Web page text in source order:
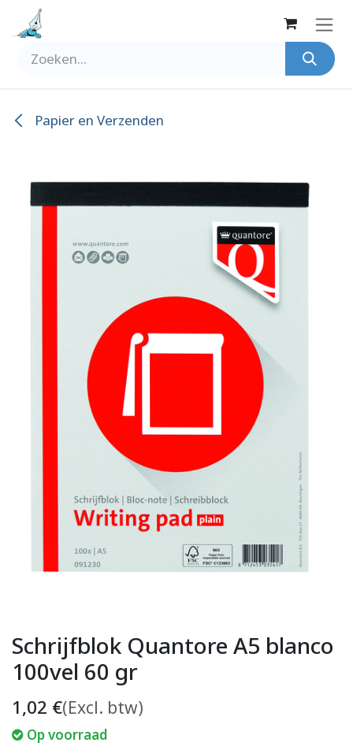
Overslaan naar inhoud
Papier en Verzenden
Schrijfblok Quantore A5 blanco
100vel 60 gr
1,02 €(Excl. btw)
Op voorraad